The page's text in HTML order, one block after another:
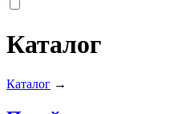
Каталог
Каталог →